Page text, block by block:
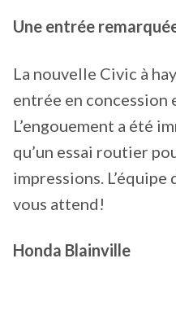
Une entrée
La nouvelle Civic à
entrée en concession
L’engouement a été
qu’un essai routier
impressions.
vous attend!
Honda Blainville